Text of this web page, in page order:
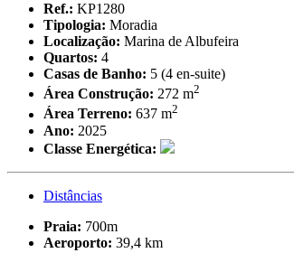
Ref.: KP1280
Tipologia: Moradia
Localização: Marina de Albufeira
Quartos: 4
Casas de Banho: 5 (4 en-suite)
Área Construção: 272 m2
Área Terreno: 637 m2
Ano: 2025
Classe Energética:
Distâncias
Praia: 700m
Aeroporto: 39,4 km